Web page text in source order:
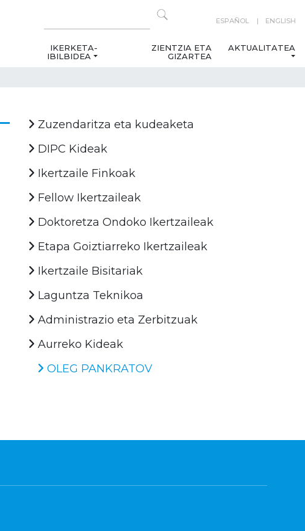
ESPAÑOL ENGLISH
IKERKETA-
IBILBIDEA
ZIENTZIA ETA
GIZARTEA
AKTUALITATEA
Zuzendaritza eta kudeaketa
DIPC Kideak
Ikertzaile Finkoak
Fellow Ikertzaileak
Doktoretza Ondoko Ikertzaileak
Etapa Goiztiarreko Ikertzaileak
Ikertzaile Bisitariak
Laguntza Teknikoa
Administrazio eta Zerbitzuak
Aurreko Kideak
OLEG PANKRATOV